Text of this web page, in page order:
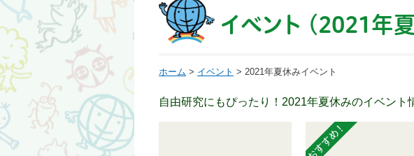
イベント (2021年
ホーム > イベント > 2021年夏休みイベント
自由研究にもぴったり！2021年夏休みのイベント
おすすめ！